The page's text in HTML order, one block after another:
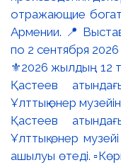
⚜️2026 жылдың 12
Қастеев
Ұлттық өнер
Қастеев
Ұлттық өнер
ашылуы өтеді.